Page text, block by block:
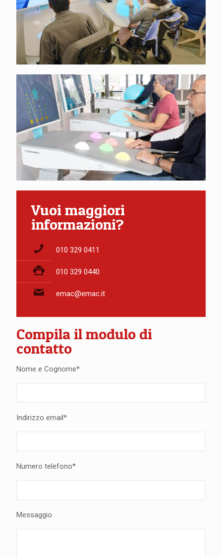
Vuoi maggiori
informazioni?
010 329 0411
010 329 0440
emac@emac.it
Compila il modulo di
contatto
Nome e Cognome*
Indirizzo email*
Numero telefono*
Messaggio